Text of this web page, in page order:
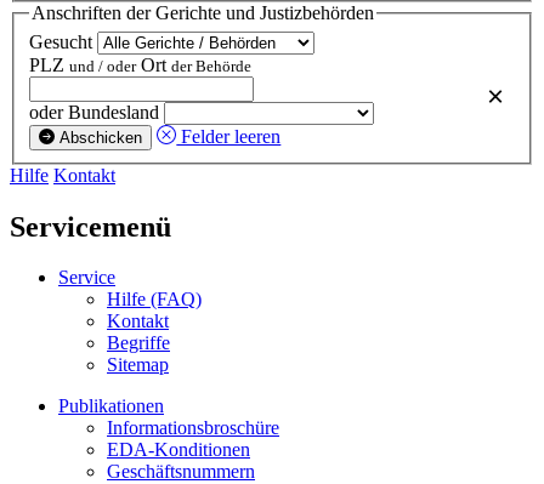
Anschriften der Gerichte und Justizbehörden
Gesucht
PLZ und / oderOrt der Behörde
×
oder Bundesland
Abschicken
Felder leeren
Hilfe Kontakt
Servicemenü
Service
Hilfe (FAQ)
Kontakt
Begriffe
Sitemap
Publikationen
Informationsbroschüre
EDA-Konditionen
Geschäftsnummern